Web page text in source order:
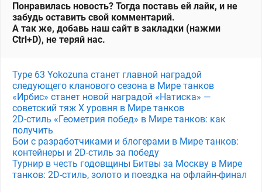
Понравилась новость? Тогда поставь ей лайк, и не
забудь оставить свой комментарий.
А так же, добавь наш сайт в закладки (нажми
Ctrl+D), не теряй нас.
Type 63 Yokozuna станет главной наградой
следующего кланового сезона в Мире танков
«Ирбис» станет новой наградой «Натиска» —
советский тяж X уровня в Мире танков
2D-стиль «Геометрия побед» в Мире танков: как
получить
Бои с разработчиками и блогерами в Мире танков:
контейнеры и 2D-стиль за победу
Турнир в честь годовщины Битвы за Москву в Мире
танков: 2D-стиль, золото и поездка на офлайн-финал